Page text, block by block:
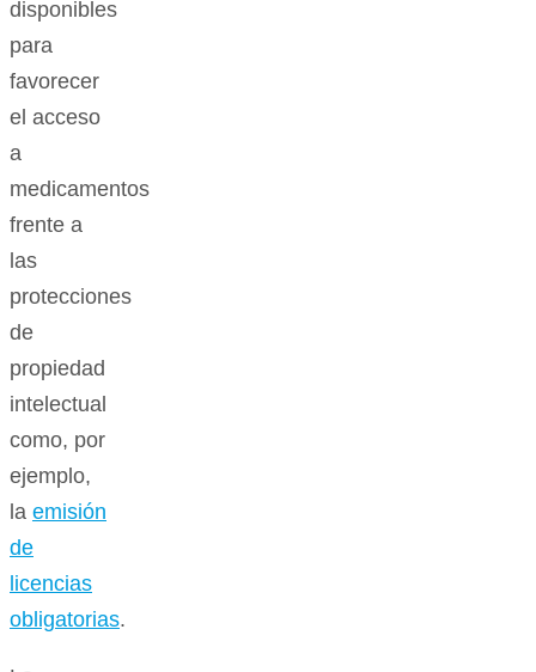
disponibles
para
favorecer
el acceso
a
medicamentos
frente a
las
protecciones
de
propiedad
intelectual
como, por
ejemplo,
la emisión
de
licencias
obligatorias.